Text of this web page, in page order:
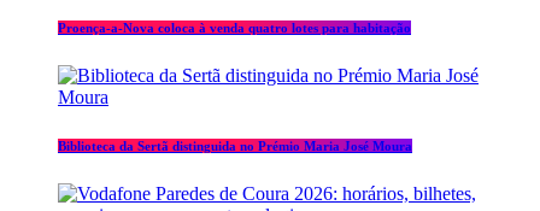
Proença-a-Nova coloca à venda quatro lotes para habitação
Biblioteca da Sertã distinguida no Prémio Maria José Moura